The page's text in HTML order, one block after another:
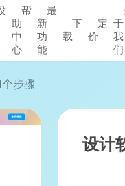
帮
助
中
心
最
新
功
能
下
载
定
价
于
我
们
步骤
设计